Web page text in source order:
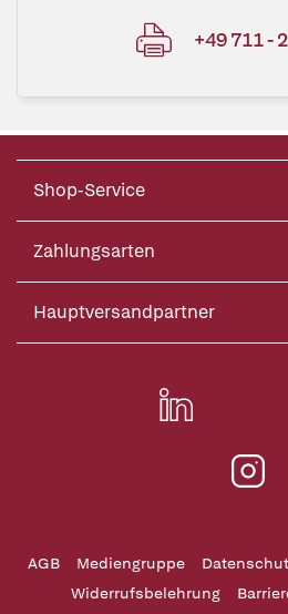
+49 711 -
Shop-Service
Zahlungsarten
Hauptversandpartner
AGB Mediengruppe
Widerrufsbelehrung